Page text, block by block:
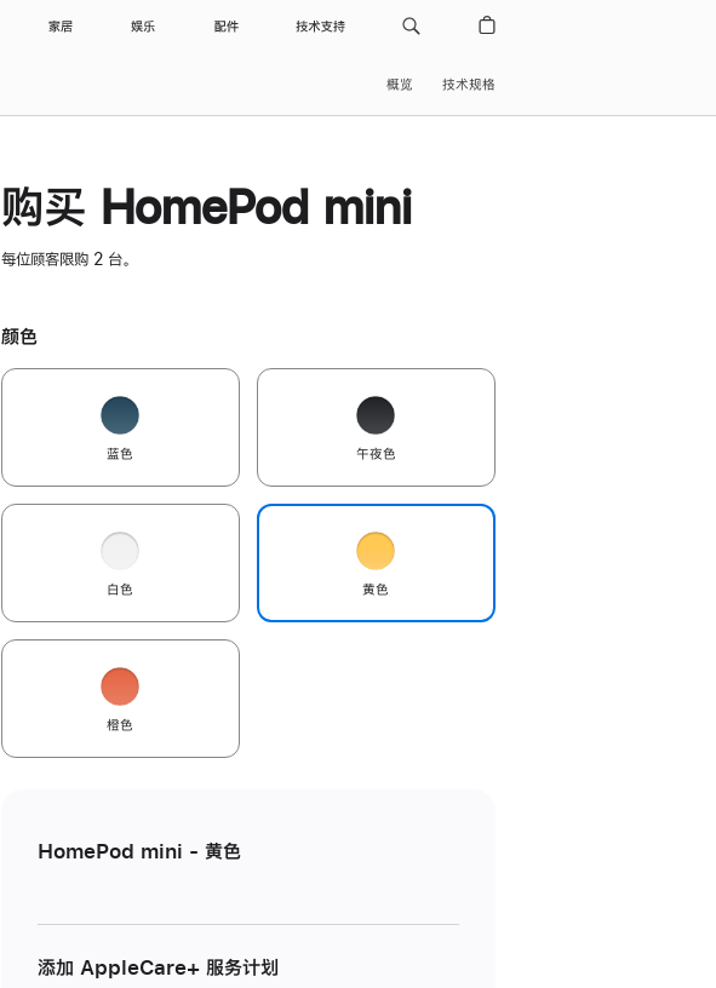
家居 娱乐 配件 技术支持
概览 技术规格
购买 HomePod mini
每位顾客限购 2 台。
颜色
蓝色 午夜色
白色 黄色
橙色
HomePod mini - 黄色
添加 AppleCare+ 服务计划